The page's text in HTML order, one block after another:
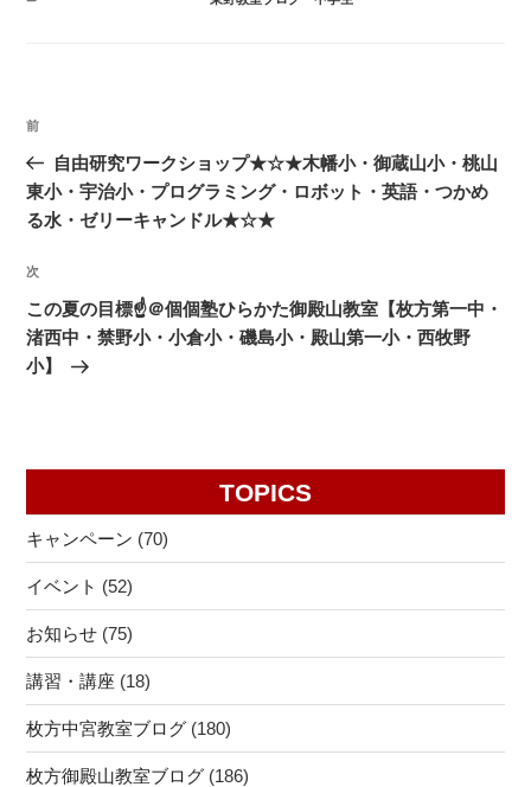
投
ナ
ビ
ー
シ
ョ
ン
前
の
投
稿
前
自由研究ワークショップ★☆★木幡小・御蔵山小・桃山
東小・宇治小・プログラミング・ロボット・英語・つかめ
る水・ゼリーキャンドル★☆★
次
の
投
稿
次
この夏の目標☝️＠個個塾ひらかた御殿山教室【枚方第一中・
渚西中・禁野小・小倉小・磯島小・殿山第一小・西牧野
小】
TOPICS
キャンペーン (70)
イベント (52)
お知らせ (75)
講習・講座 (18)
枚方中宮教室ブログ (180)
枚方御殿山教室ブログ (186)